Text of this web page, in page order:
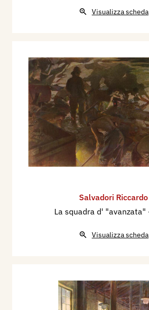
Visualizza scheda
Salvadori Riccardo
La squadra d' "avanzata"
Visualizza scheda